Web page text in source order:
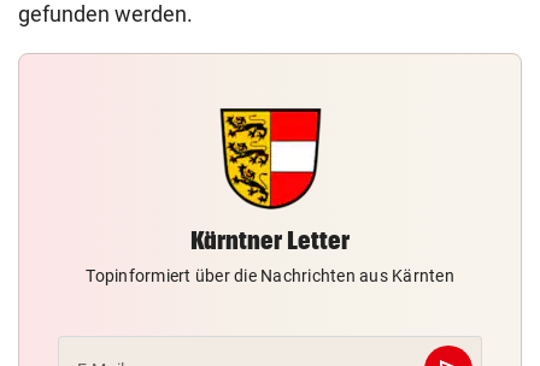
gefunden werden.
Kärntner Letter
Topinformiert über die Nachrichten aus Kärnten